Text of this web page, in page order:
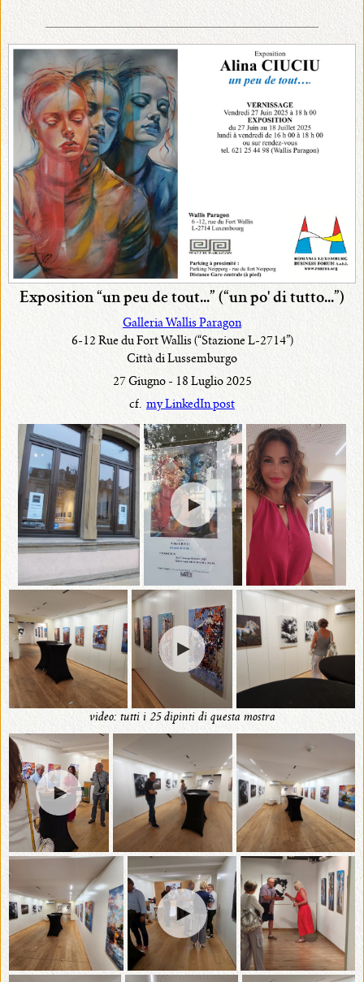
Exposition “un peu de tout...” (“un po' di tutto...”)
Galleria Wallis Paragon
6-12 Rue du Fort Wallis (“Stazione L-2714”)
Città di Lussemburgo
27 Giugno - 18 Luglio 2025
cf. my LinkedIn post
video: tutti i 25 dipinti di questa mostra